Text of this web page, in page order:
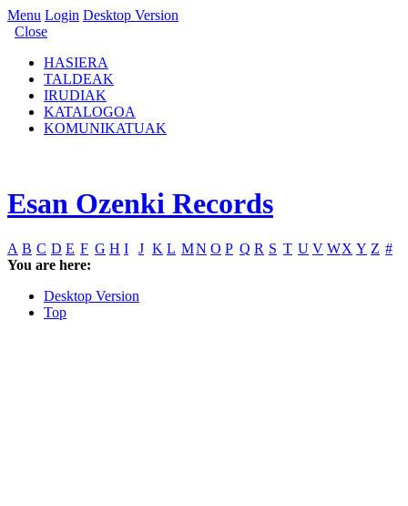
Menu Login Desktop Version
Close
HASIERA
TALDEAK
IRUDIAK
KATALOGOA
KOMUNIKATUAK
Esan Ozenki Records
A B C D E F G H I J K L MN O P Q R S T U V WX Y Z #
You are here:
Desktop Version
Top